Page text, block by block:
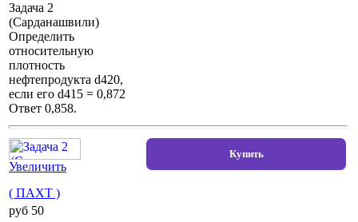
Задача 2
(Сарданашвили)
Определить
относительную
плотность
нефтепродукта d420,
если его d415 = 0,872
Ответ 0,858.
Увеличить
( ПАХТ )
pуб 50